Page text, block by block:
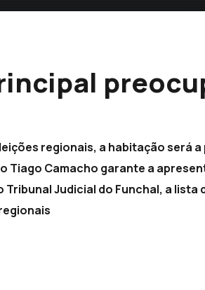
regionais, a habitação será
Tiago Camacho garante a
Judicial do Funchal, a lista